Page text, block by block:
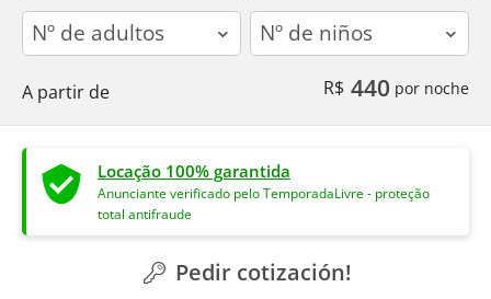
adults children
A partir de R$ 440 por noche
Locação 100% garantida
Anunciante verificado pelo TemporadaLivre - proteção
total antifraude
Pedir cotización!